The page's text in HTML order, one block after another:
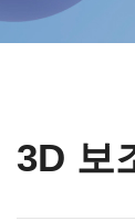
3D 보